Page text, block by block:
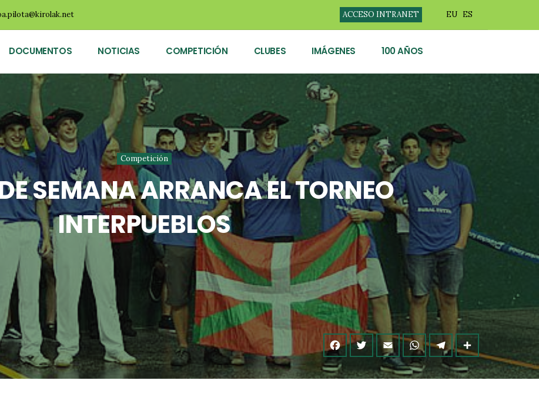
ACCESO INTRANET EU ES
DOCUMENTOS NOTICIAS COMPETICIÓN CLUBES IMÁGENES 100 AÑOS
Competición
SEMANA ARRANCA EL TORNEO
INTERPUEBLOS